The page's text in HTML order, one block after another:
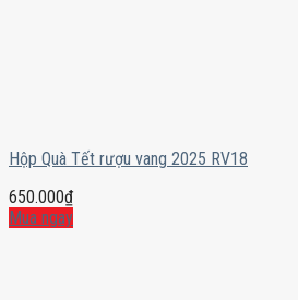
Hộp Quà Tết rượu vang 2025 RV18
650.000₫
Mua ngay